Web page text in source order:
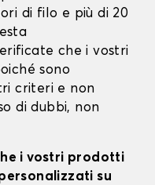
di filo e più di 20
che i vostri
sono
criteri e non
di dubbi, non
i vostri prodotti
su